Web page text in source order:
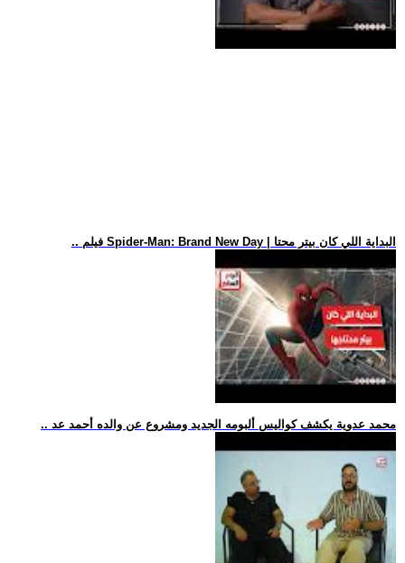
.. فيلم Spider-Man: Brand New Day | البداية اللي كان بيتر محتا
.. محمد عدوية يكشف كواليس ألبومه الجديد ومشروع عن والده أحمد عد